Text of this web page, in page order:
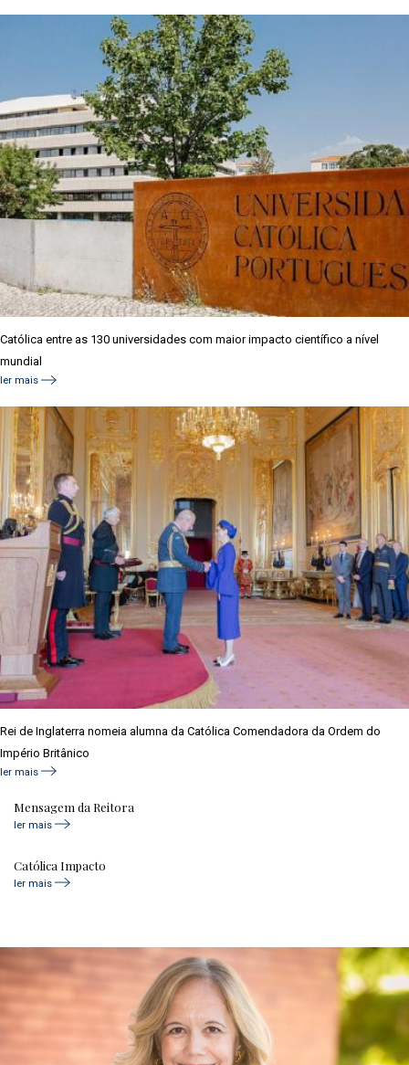
Católica entre as 130 universidades com maior impacto científico a nível
mundial
ler mais
Rei de Inglaterra nomeia alumna da Católica Comendadora da Ordem do
Império Britânico
ler mais
Mensagem da Reitora
ler mais
Católica Impacto
ler mais